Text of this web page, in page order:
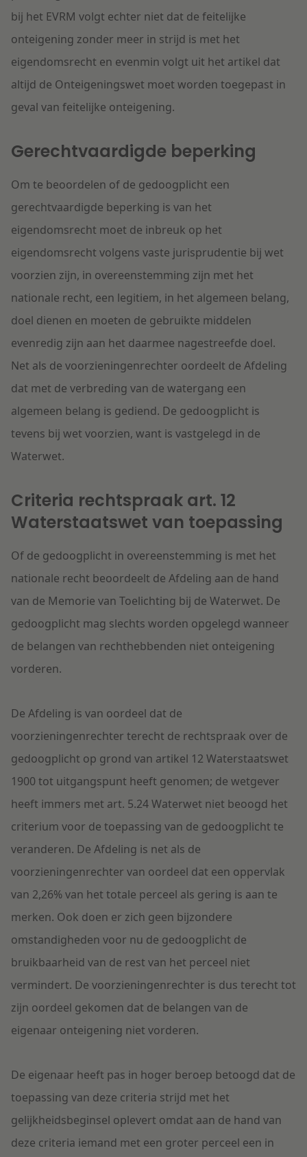
bij het EVRM volgt echter niet dat de feitelijke
onteigening zonder meer in strijd is met het
eigendomsrecht en evenmin volgt uit het artikel dat
altijd de Onteigeningswet moet worden toegepast in
geval van feitelijke onteigening.
Gerechtvaardigde beperking
Om te beoordelen of de gedoogplicht een
gerechtvaardigde beperking is van het
eigendomsrecht moet de inbreuk op het
eigendomsrecht volgens vaste jurisprudentie bij wet
voorzien zijn, in overeenstemming zijn met het
nationale recht, een legitiem, in het algemeen belang,
doel dienen en moeten de gebruikte middelen
evenredig zijn aan het daarmee nagestreefde doel.
Net als de voorzieningenrechter oordeelt de Afdeling
dat met de verbreding van de watergang een
algemeen belang is gediend. De gedoogplicht is
tevens bij wet voorzien, want is vastgelegd in de
Waterwet.
Criteria rechtspraak art. 12
Waterstaatswet van toepassing
Of de gedoogplicht in overeenstemming is met het
nationale recht beoordeelt de Afdeling aan de hand
van de Memorie van Toelichting bij de Waterwet. De
gedoogplicht mag slechts worden opgelegd wanneer
de belangen van rechthebbenden niet onteigening
vorderen.
De Afdeling is van oordeel dat de
voorzieningenrechter terecht de rechtspraak over de
gedoogplicht op grond van artikel 12 Waterstaatswet
1900 tot uitgangspunt heeft genomen; de wetgever
heeft immers met art. 5.24 Waterwet niet beoogd het
criterium voor de toepassing van de gedoogplicht te
veranderen. De Afdeling is net als de
voorzieningenrechter van oordeel dat een oppervlak
van 2,26% van het totale perceel als gering is aan te
merken. Ook doen er zich geen bijzondere
omstandigheden voor nu de gedoogplicht de
bruikbaarheid van de rest van het perceel niet
vermindert. De voorzieningenrechter is dus terecht tot
zijn oordeel gekomen dat de belangen van de
eigenaar onteigening niet vorderen.
De eigenaar heeft pas in hoger beroep betoogd dat de
toepassing van deze criteria strijd met het
gelijkheidsbeginsel oplevert omdat aan de hand van
deze criteria iemand met een groter perceel een in